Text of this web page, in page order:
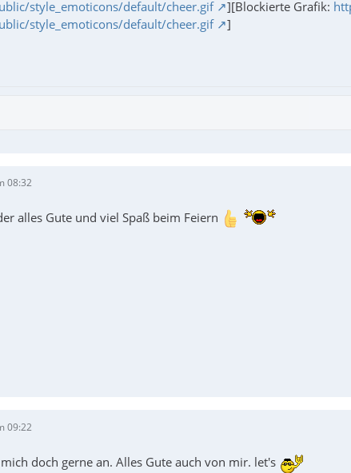
style_emoticons/default/cheer.gif
][Blockierte Grafik:
style_emoticons/default/cheer.gif
]
08:32
alles Gute und viel Spaß beim Feiern
09:22
doch gerne an. Alles Gute auch von mir. let's